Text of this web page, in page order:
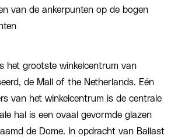
van de ankerpunten op de bogen
het grootste winkelcentrum van
de Mall of the Netherlands. Eén
van het winkelcentrum is de centrale
hal is een ovaal gevormde glazen
de Dome. In opdracht van Ballast